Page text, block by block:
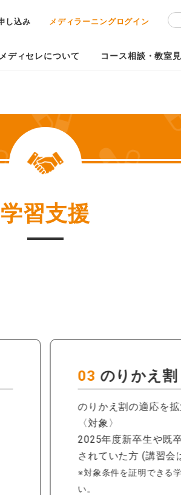
し込み メディラーニングログイン
メディセレについて コース相談・教室
学習支援
03 のりかえ割
のりかえ割の適応を
〈対象〉
2025年度新卒生や既
されていた方 (講習会
※対象条件を証明できる
い。